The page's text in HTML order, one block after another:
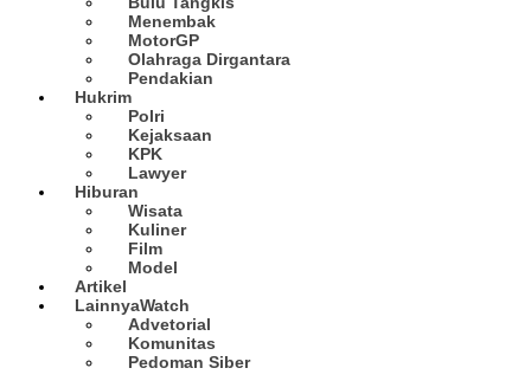
Menembak
MotorGP
Olahraga Dirgantara
Pendakian
Hukrim
Polri
Kejaksaan
KPK
Lawyer
Hiburan
Wisata
Kuliner
Film
Model
Artikel
LainnyaWatch
Advetorial
Komunitas
Pedoman Siber